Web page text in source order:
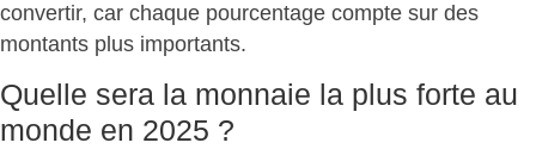
convertir, car chaque pourcentage compte sur des
montants plus importants.
Quelle sera la monnaie la plus forte au
monde en 2025 ?